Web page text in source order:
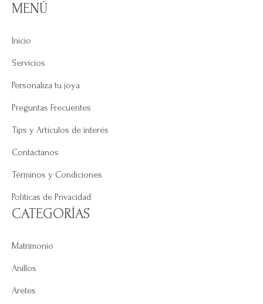
MENÚ
Inicio
Servicios
Personaliza tu joya
Preguntas Frecuentes
Tips y Artículos de interés
Contáctanos
Términos y Condiciones
Políticas de Privacidad
CATEGORÍAS
Matrimonio
Anillos
Aretes